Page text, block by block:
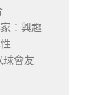
：興趣
球會友